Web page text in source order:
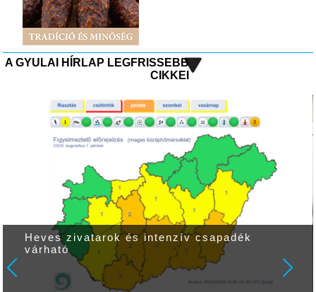
A GYULAI HÍRLAP LEGFRISSEBB
CIKKEI
Heves zivatarok és intenzív csapadék
várható